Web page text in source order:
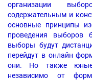
организации
содержательным и
основные принципы
проведения выборов
выборы будут
перейдут в онлайн
они. Но также юные
независимо от